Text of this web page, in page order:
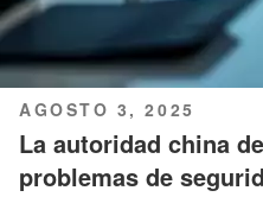
PUBLICADO
EL
AGOSTO 3, 2025
La autoridad china
problemas de